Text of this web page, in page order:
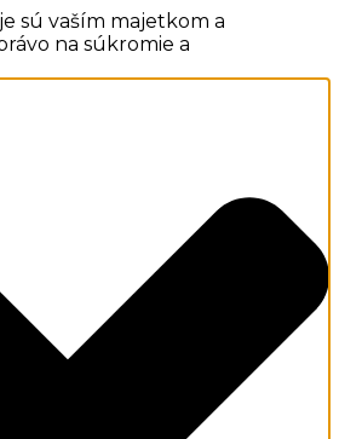
sú vaším majetkom a
na súkromie a